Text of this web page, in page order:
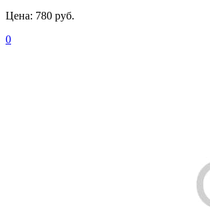
Цена: 780 руб.
0